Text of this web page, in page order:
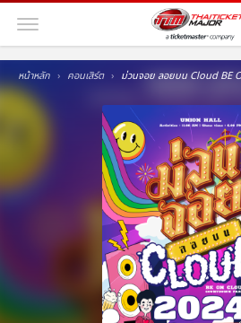
หน้าหลัก คอนเสิร์ต ม่วนจอย ลอยบน Cloud BE ON